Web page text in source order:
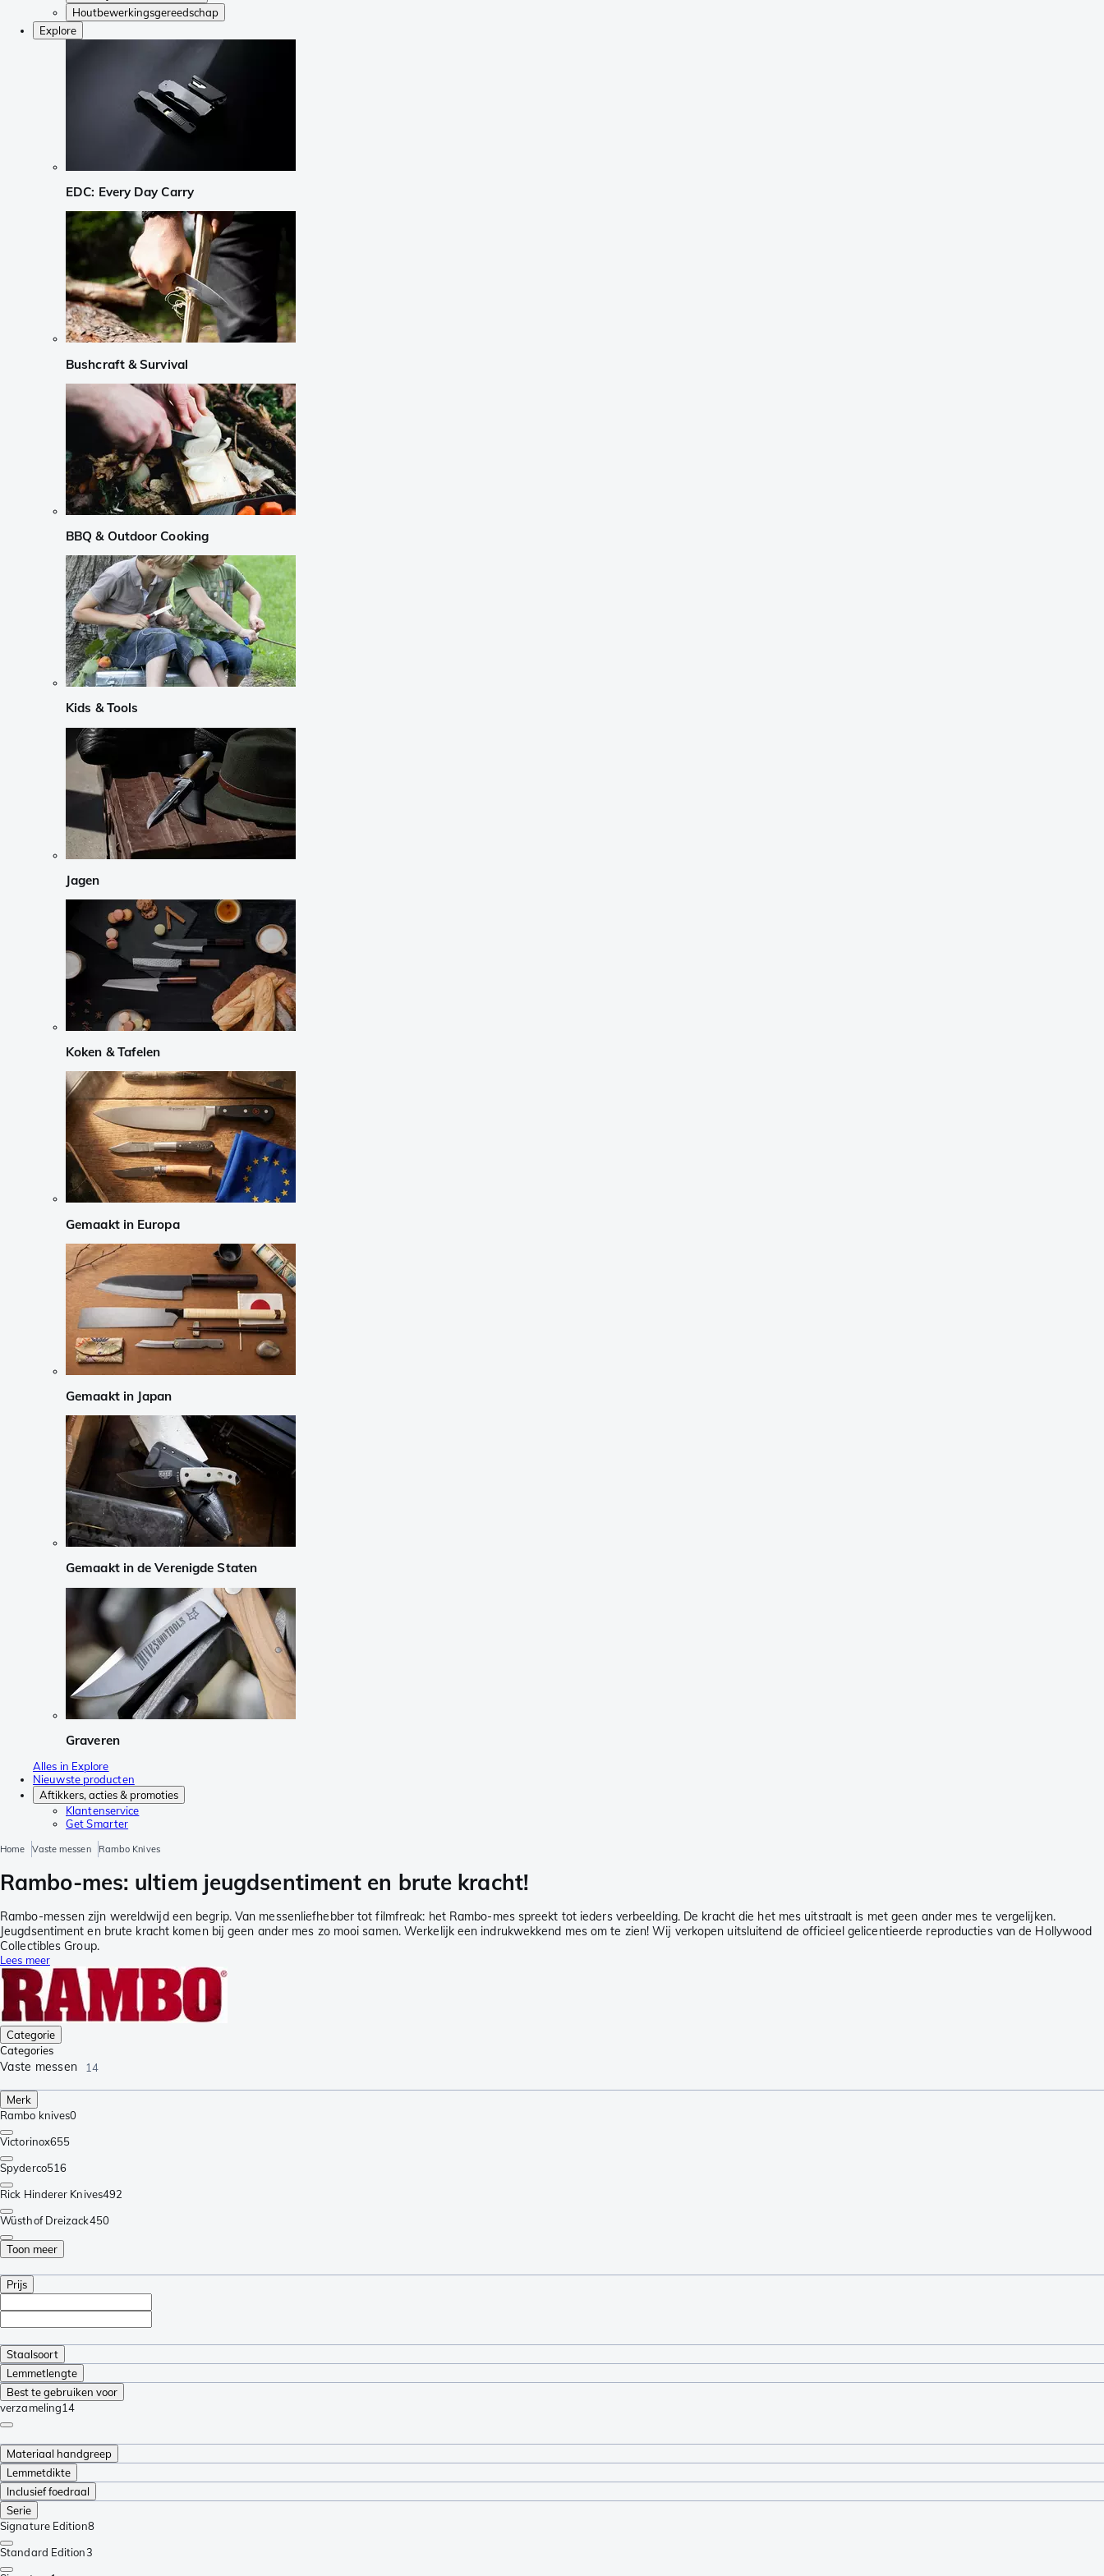
Houtbewerkingsgereedschap
Explore
EDC: Every Day Carry
Bushcraft & Survival
BBQ & Outdoor Cooking
Kids & Tools
Jagen
Koken & Tafelen
Gemaakt in Europa
Gemaakt in Japan
Gemaakt in de Verenigde Staten
Graveren
Alles in Explore
Nieuwste producten
Aftikkers, acties & promoties
Klantenservice
Get Smarter
Home Vaste messen Rambo Knives
Rambo-mes: ultiem jeugdsentiment en brute kracht!
Rambo-messen zijn wereldwijd een begrip. Van messenliefhebber tot filmfreak: het Rambo-mes spreekt tot ieders verbeelding. De kracht die het mes uitstraalt is met geen ander mes te vergelijken.
Jeugdsentiment en brute kracht komen bij geen ander mes zo mooi samen. Werkelijk een indrukwekkend mes om te zien! Wij verkopen uitsluitend de officieel gelicentieerde reproducties van de Hollywood
Collectibles Group.
Lees meer
Categorie
Categories
Vaste messen 14
Merk
Rambo knives0
Victorinox655
Spyderco516
Rick Hinderer Knives492
Wüsthof Dreizack450
Toon meer
Prijs
Staalsoort
Lemmetlengte
Best te gebruiken voor
verzameling14
Materiaal handgreep
Lemmetdikte
Inclusief foedraal
Serie
Signature Edition8
Standard Edition3